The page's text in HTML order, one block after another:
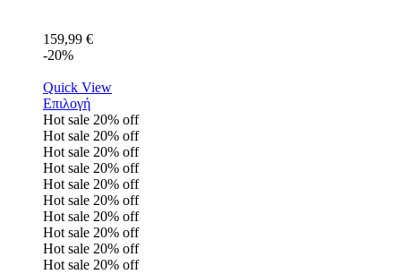
159,99 €
-20%
Quick View
Επιλογή
Hot sale 20% off
Hot sale 20% off
Hot sale 20% off
Hot sale 20% off
Hot sale 20% off
Hot sale 20% off
Hot sale 20% off
Hot sale 20% off
Hot sale 20% off
Hot sale 20% off